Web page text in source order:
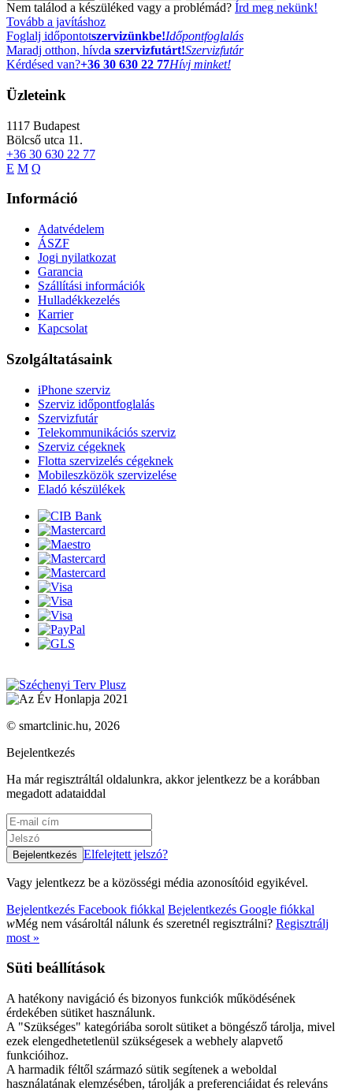
Nem találod a készüléked vagy a problémád? Írd meg nekünk!
Tovább a javításhoz
Foglalj időpontotszervizünkbe!Időpontfoglalás
Maradj otthon, hívda szervizfutárt!Szervizfutár
Kérdésed van?+36 30 630 22 77Hívj minket!
Üzleteink
1117 Budapest
Bölcső utca 11.
+36 30 630 22 77
E M Q
Információ
Adatvédelem
ÁSZF
Jogi nyilatkozat
Garancia
Szállítási információk
Hulladékkezelés
Karrier
Kapcsolat
Szolgáltatásaink
iPhone szerviz
Szerviz időpontfoglalás
Szervizfutár
Telekommunikációs szerviz
Szerviz cégeknek
Flotta szervizelés cégeknek
Mobileszközök szervizelése
Eladó készülékek
© smartclinic.hu, 2026
Bejelentkezés
Ha már regisztráltál oldalunkra, akkor jelentkezz be a korábban
megadott adataiddal
Elfelejtett jelszó?
Vagy jelentkezz be a közösségi média azonosítóid egyikével.
Bejelentkezés Facebook fiókkal Bejelentkezés Google fiókkal
wMég nem vásároltál nálunk és szeretnél regisztrálni? Regisztrálj
most »
Süti beállítások
A hatékony navigáció és bizonyos funkciók működésének
érdekében sütiket használunk.
A "Szükséges" kategóriába sorolt sütiket a böngésző tárolja, mivel
ezek elengedhetetlenül szükségesek a webhely alapvető
funkcióihoz.
A harmadik féltől származó sütik segítenek a weboldal
használatának elemzésében, tárolják a preferenciáidat és releváns